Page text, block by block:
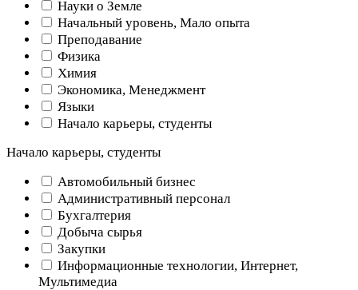
Науки о Земле
Начальный уровень, Мало опыта
Преподавание
Физика
Химия
Экономика, Менеджмент
Языки
Начало карьеры, студенты
Начало карьеры, студенты
Автомобильный бизнес
Административный персонал
Бухгалтерия
Добыча сырья
Закупки
Информационные технологии, Интернет,
Мультимедиа